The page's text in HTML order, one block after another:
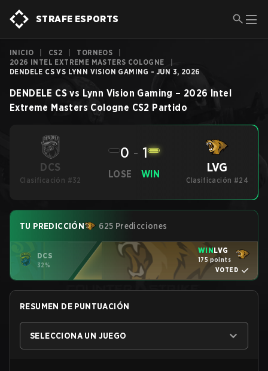
STRAFE ESPORTS
INICIO CS2 TORNEOS
2026 INTEL EXTREME MASTERS COLOGNE
DENDELE CS VS LYNN VISION GAMING - JUN 3, 2026
DENDELE CS vs Lynn Vision Gaming – 2026 Intel
Extreme Masters Cologne CS2 Partido
DCS
Clasificación #32
LOSE
0 - 1
WIN LVG
Clasificación #24
TU PREDICCIÓN 625 Predicciones
DCS
32%
WINLVG
175 points
VOTED
RESUMEN DE PUNTUACIÓN
SELECCIONA UN JUEGO